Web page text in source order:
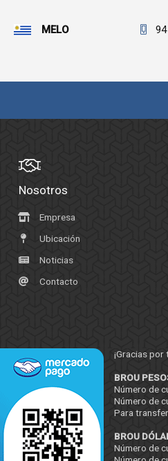
MELO
Nosotros
Empresa
Ubicación
Noticias
Contacto
¡Gracias
BROU
Número de
Número de
Para
BROU
Número de